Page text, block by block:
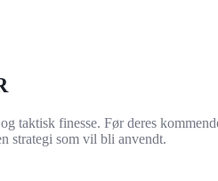
taktisk finesse. Før deres
strategi som vil bli anvendt.